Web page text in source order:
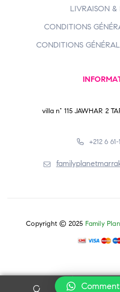
LIVRAISON &
CONDITIONS
CONDITIONS
villa n° 115 JAWHAR 2
+212 6
Copyright © 2025 Family